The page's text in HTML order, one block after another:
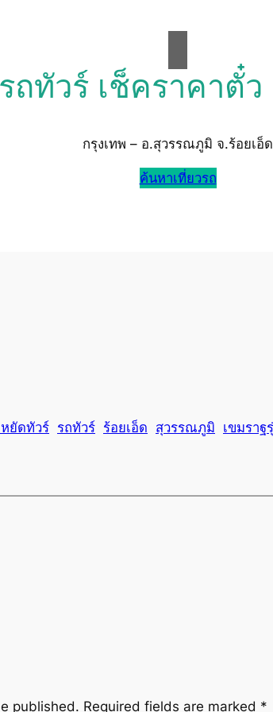
ถทัวร์ เช็คราคาตั๋ว
กรุงเทพ – อ.สุวรรณภูมิ จ.ร้อยเอ็ด
ค้นหาเที่ยวรถ
ยัดทัวร์ รถทัวร์ ร้อยเอ็ด สุวรรณภูมิ เขมราฐ
published. Required fields are marked *